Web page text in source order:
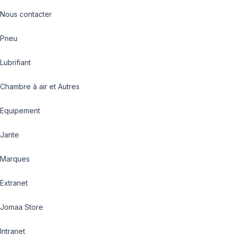
Nous contacter
Pneu
Lubrifiant
Chambre à air et Autres
Equipement
Jante
Marques
Extranet
Jomaa Store
Intranet